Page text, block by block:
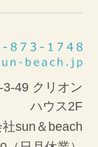
49 クリオン
ハウス2F
sun＆beach